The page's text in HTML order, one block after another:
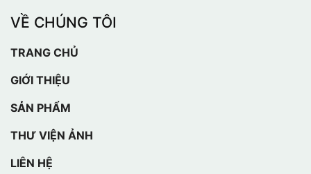
VỀ CHÚNG TÔI
TRANG CHỦ
GIỚI THIỆU
SẢN PHẨM
THƯ VIỆN ẢNH
LIÊN HỆ